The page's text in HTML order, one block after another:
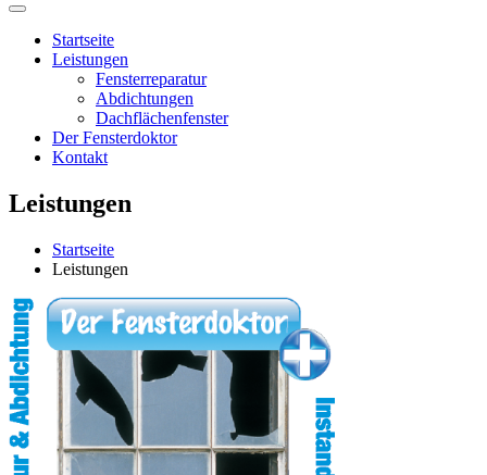
Startseite
Leistungen
Fensterreparatur
Abdichtungen
Dachflächenfenster
Der Fensterdoktor
Kontakt
Leistungen
Startseite
Leistungen